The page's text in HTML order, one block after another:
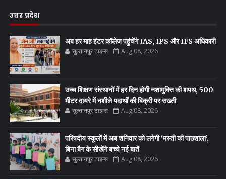
उत्तर प्रदेश
अब हर माह इंटर कॉलेज पहुंचेंगे IAS, IPS और IFS अधिकारी
सुल्तानपुर टाइम्स Aug 08, 2026
उच्च शिक्षण संस्थानों में हर दिन होगी नशामुक्ति की शपथ, 500
मीटर दायरे में नशीले पदार्थों की बिक्री पर सख्ती
सुल्तानपुर टाइम्स Aug 08, 2026
परिषदीय स्कूलों में अब शनिवार को लगेगी ‘मस्ती की पाठशाला’,
बिना बैग के सीखेंगे बच्चे नई बातें
सुल्तानपुर टाइम्स Aug 08, 2026